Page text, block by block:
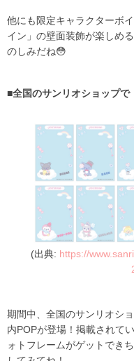
他にも限定キャラクターボ
イン」の壁面装飾が楽しめ
のしみだね😳
■全国のサンリオショップで
(出典: https://
期間中、全国のサンリオシ
内POPが登場！掲載されて
ォトフレームがゲットでき